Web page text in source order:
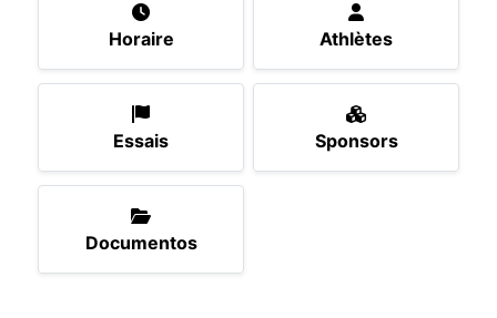
Horaire Athlètes
Essais Sponsors
Documentos